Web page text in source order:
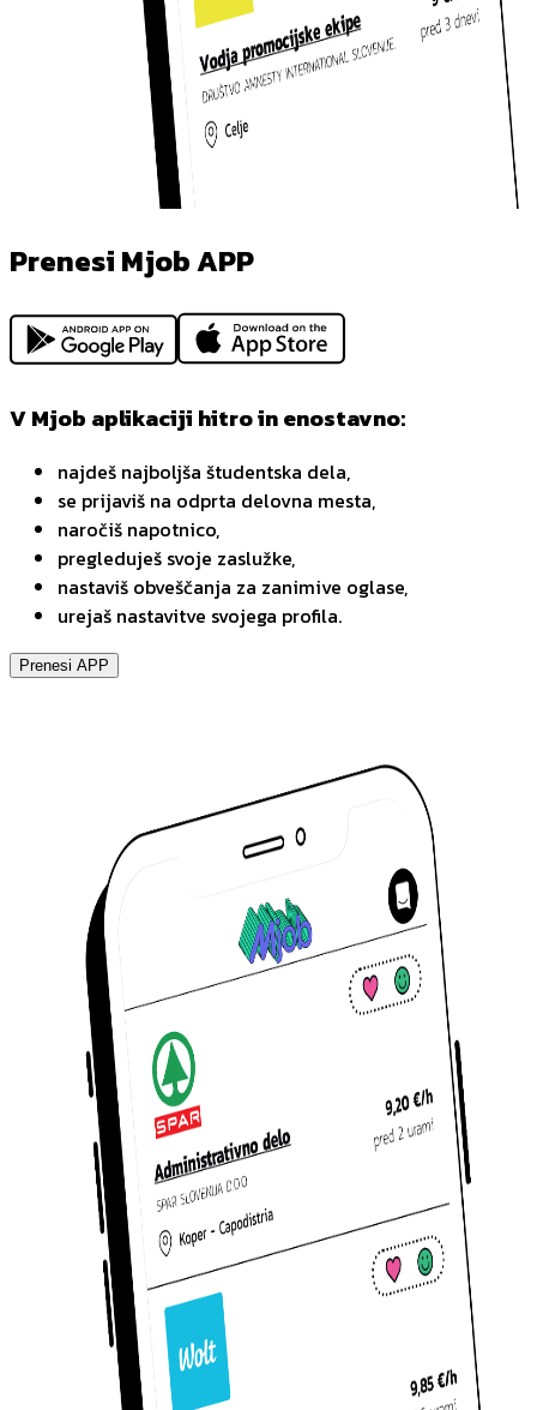
Prenesi Mjob APP
V Mjob aplikaciji hitro in enostavno:
najdeš najboljša študentska dela,
se prijaviš na odprta delovna mesta,
naročiš napotnico,
pregleduješ svoje zaslužke,
nastaviš obveščanja za zanimive oglase,
urejaš nastavitve svojega profila.
Prenesi APP